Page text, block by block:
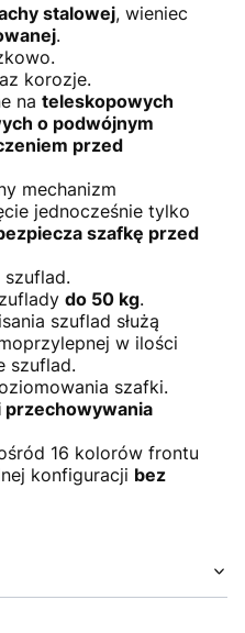
stalowej, wieniec
.
korozje.
na teleskopowych
o podwójnym
przed
mechanizm
jednocześnie tylko
szafkę przed
szuflad.
do 50 kg.
szuflad służą
w ilości
szuflad.
szafki.
przechowywania
16 kolorów frontu
konfiguracji bez